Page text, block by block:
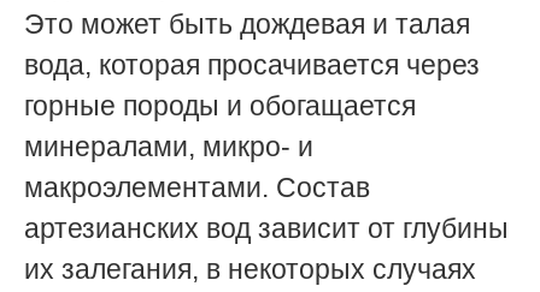
Это может быть дождевая и талая
вода, которая просачивается через
горные породы и обогащается
минералами, микро- и
макроэлементами. Состав
артезианских вод зависит от глубины
их залегания, в некоторых случаях